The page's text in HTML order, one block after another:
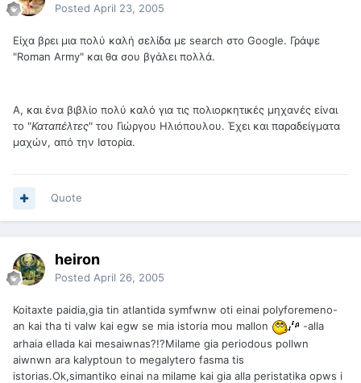
Posted April 23, 2005
Είχα βρει μια πολύ καλή σελίδα με search στο Google. Γράψε
"Roman Army" και θα σου βγάλει πολλά.
Α, και ένα βιβλίο πολύ καλό για τις πολιορκητικές μηχανές είναι
το "Καταπέλτες" του Γιώργου Ηλιόπουλου. Έχει και παραδείγματα
μαχών, από την Ιστορία.
Quote
heiron
Posted April 26, 2005
Koitaxte paidia,gia tin atlantida symfwnw oti einai polyforemeno-
an kai tha ti valw kai egw se mia istoria mou mallon
-alla
arhaia ellada kai mesaiwnas?!?Milame gia periodous pollwn
aiwnwn ara kalyptoun to megalytero fasma tis
istorias.Ok,simantiko einai na milame kai gia alla peristatika opws i